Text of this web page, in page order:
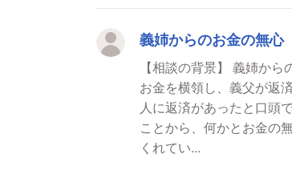
義姉からのお金の無心
【相談の背景】 義姉からのお金の
お金を横領し、義父が返
人に返済があったと口頭
ことから、何かとお金の
くれてい...